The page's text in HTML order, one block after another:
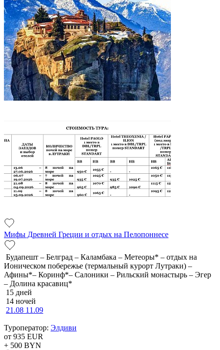
Мифы Древней Греции и отдых на Пелопоннесе
Будапешт – Белград – Каламбака – Метеоры* – отдых на
Ионическом побережье (термальный курорт Лутраки) –
Афины*– Коринф*– Салоники – Рильский монастырь – Эгер
– Долина красавиц*
15 дней
14 ночей
21.08 11.09
Туроператор: Элдиви
от 935 EUR
+ 500 BYN